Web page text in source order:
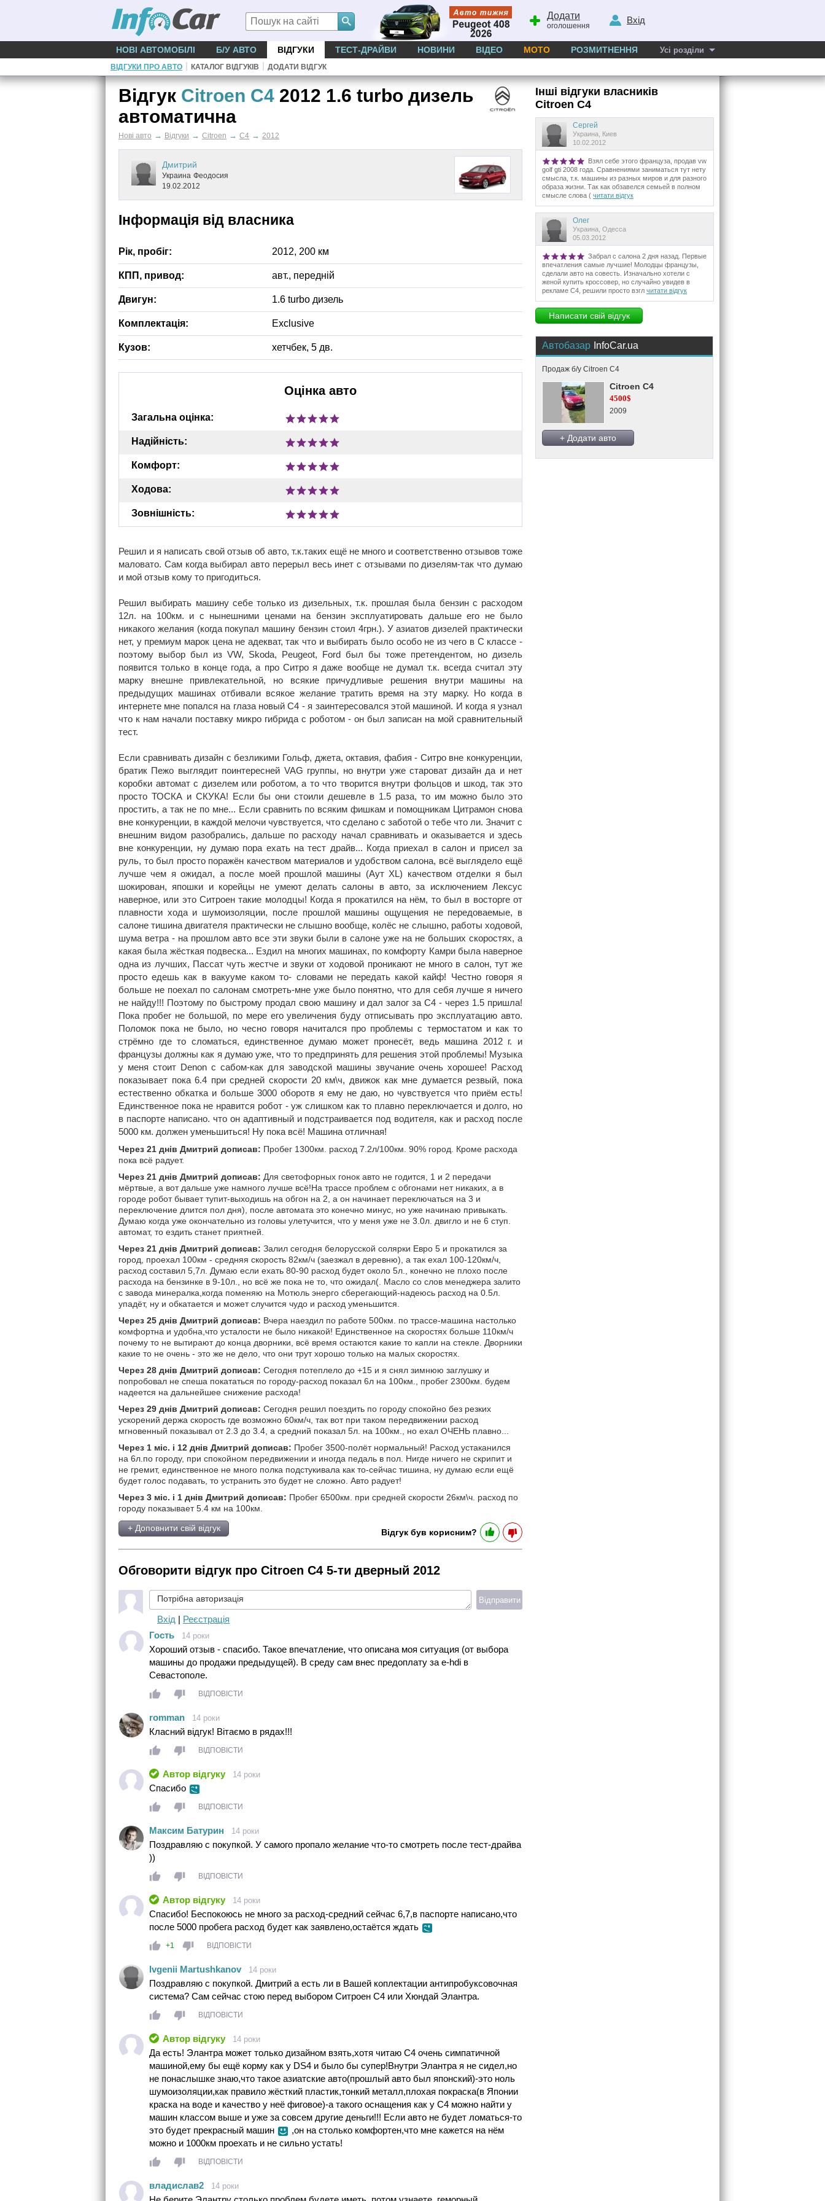
Додати
оголошення
Вхід
НОВІ АВТОМОБІЛІ Б/У АВТО ВІДГУКИ ТЕСТ-ДРАЙВИ НОВИНИ ВІДЕО МОТО РОЗМИТНЕННЯ Усі розділи
ВІДГУКИ ПРО АВТО | КАТАЛОГ ВІДГУКІВ | ДОДАТИ ВІДГУК
Відгук Citroen C4 2012 1.6 turbo дизель
автоматична
Нові авто → Відгуки → Citroen → C4 → 2012
Дмитрий
Украина Феодосия
19.02.2012
Інформація від власника
Рік, пробіг: 2012, 200 км
КПП, привод: авт., передній
Двигун: 1.6 turbo дизель
Комплектація: Exclusive
Кузов: хетчбек, 5 дв.
Оцінка авто
Загальна оцінка:
Надійність:
Комфорт:
Ходова:
Зовнішність:
Решил и я написать свой отзыв об авто, т.к.таких ещё не много и соответственно отзывов тоже
маловато. Сам когда выбирал авто перерыл весь инет с отзывами по дизелям-так что думаю
и мой отзыв кому то пригодиться.
Решил выбирать машину себе только из дизельных, т.к. прошлая была бензин с расходом
12л. на 100км. и с нынешними ценами на бензин эксплуатировать дальше его не было
никакого желания (когда покупал машину бензин стоил 4грн.). У азиатов дизелей практически
нет, у премиум марок цена не адекват, так что и выбирать было особо не из чего в С классе -
поэтому выбор был из VW, Skoda, Peugeot, Ford был бы тоже претендентом, но дизель
появится только в конце года, а про Ситро я даже вообще не думал т.к. всегда считал эту
марку внешне привлекательной, но всякие причудливые решения внутри машины на
предыдущих машинах отбивали всякое желание тратить время на эту марку. Но когда в
интернете мне попался на глаза новый С4 - я заинтересовался этой машиной. И когда я узнал
что к нам начали поставку микро гибрида с роботом - он был записан на мой сравнительный
тест.
Если сравнивать дизайн с безликими Гольф, джета, октавия, фабия - Ситро вне конкуренции,
братик Пежо выглядит поинтересней VAG группы, но внутри уже староват дизайн да и нет
коробки автомат с дизелем или роботом, а то что творится внутри фольцов и шкод, так это
просто ТОСКА и СКУКА! Если бы они стоили дешевле в 1.5 раза, то им можно было это
простить, а так не по мне... Если сравнить по всяким фишкам и помощникам Цитрамон снова
вне конкуренции, в каждой мелочи чувствуется, что сделано с заботой о тебе что ли. Значит с
внешним видом разобрались, дальше по расходу начал сравнивать и оказывается и здесь
вне конкуренции, ну думаю пора ехать на тест драйв... Когда приехал в салон и присел за
руль, то был просто поражён качеством материалов и удобством салона, всё выглядело ещё
лучше чем я ожидал, а после моей прошлой машины (Аут XL) качеством отделки я был
шокирован, япошки и корейцы не умеют делать салоны в авто, за исключением Лексус
наверное, или это Ситроен такие молодцы! Когда я прокатился на нём, то был в восторге от
плавности хода и шумоизоляции, после прошлой машины ощущения не передоваемые, в
салоне тишина двигателя практически не слышно вообще, колёс не слышно, работы ходовой,
шума ветра - на прошлом авто все эти звуки были в салоне уже на не больших скоростях, а
какая была жёсткая подвеска... Ездил на многих машинах, по комфорту Камри была наверное
одна из лучших, Пассат чуть жестче и звуки от ходовой проникают не много в салон, тут же
просто едешь как в вакууме каком то- словами не передать какой кайф! Честно говоря я
больше не поехал по салонам смотреть-мне уже было понятно, что для себя лучше я ничего
не найду!!! Поэтому по быстрому продал свою машину и дал залог за С4 - через 1.5 пришла!
Пока пробег не большой, по мере его увеличения буду отписывать про эксплуатацию авто.
Поломок пока не было, но чесно говоря начитался про проблемы с термостатом и как то
стрёмно где то сломаться, единственное думаю может пронесёт, ведь машина 2012 г. и
французы должны как я думаю уже, что то предпринять для решения этой проблемы! Музыка
у меня стоит Denon с сабом-как для заводской машины звучание очень хорошее! Расход
показывает пока 6.4 при средней скорости 20 км\ч, движок как мне думается резвый, пока
естественно обкатка и больше 3000 оборотв я ему не даю, но чувствуется что приём есть!
Единственное пока не нравится робот - уж слишком как то плавно переключается и долго, но
в паспорте написано. что он адаптивный и подстраивается под водителя, как и расход после
5000 км. должен уменьшиться! Ну пока всё! Машина отличная!
Через 21 днів Дмитрий дописав: Пробег 1300км. расход 7.2л/100км. 90% город. Кроме расхода
пока всё радует.
Через 21 днів Дмитрий дописав: Для светофорных гонок авто не годится, 1 и 2 передачи
мёртвые, а вот дальше уже намного лучше всё!На трассе проблем с обгонами нет никаких, а в
городе робот бывает тупит-выходишь на обгон на 2, а он начинает переключаться на 3 и
переключение длится пол дня), после автомата это конечно минус, но уже начинаю привыкать.
Думаю когда уже окончательно из головы улетучится, что у меня уже не 3.0л. двигло и не 6 ступ.
автомат, то ездить станет приятней.
Через 21 днів Дмитрий дописав: Залил сегодня белорусской солярки Евро 5 и прокатился за
город, проехал 100км - средняя скорость 82км/ч (заезжал в деревню), а так ехал 100-120км/ч,
расход составил 5,7л. Думаю если ехать 80-90 расход будет около 5л., конечно не плохо после
расхода на бензинке в 9-10л., но всё же пока не то, что ожидал(. Масло со слов менеджера залито
с завода минералка,когда поменяю на Мотюль энерго сберегающий-надеюсь расход на 0.5л.
упадёт, ну и обкатается и может случится чудо и расход уменьшится.
Через 25 днів Дмитрий дописав: Вчера наездил по работе 500км. по трассе-машина настолько
комфортна и удобна,что усталости не было никакой! Единственное на скоростях больше 110км/ч
почему то не вытирают до конца дворники, всё время остаются какие то капли на стекле. Дворники
какие то не очень - это же не дело, что они трут хорошо только на малых скоростях.
Через 28 днів Дмитрий дописав: Сегодня потеплело до +15 и я снял зимнюю заглушку и
попробовал не спеша покататься по городу-расход показал 6л на 100км., пробег 2300км. будем
надеется на дальнейшее снижение расхода!
Через 29 днів Дмитрий дописав: Сегодня решил поездить по городу спокойно без резких
ускорений держа скорость где возможно 60км/ч, так вот при таком передвижении расход
мгновенный показывал от 2.3 до 3.4, а средний показал 5л. на 100км., но ехал ОЧЕНЬ плавно...
Через 1 міс. і 12 днів Дмитрий дописав: Пробег 3500-полёт нормальный! Расход устаканился
на 6л.по городу, при спокойном передвижении и иногда педаль в пол. Нигде ничего не скрипит и
не гремит, единственное не много полка подстукивала как то-сейчас тишина, ну думаю если ещё
будет голос подавать, то устранить это будет не сложно. Авто радует!
Через 3 міс. і 1 днів Дмитрий дописав: Пробег 6500км. при средней скорости 26км\ч. расход по
городу показывает 5.4 км на 100км.
+ Доповнити свій відгук
Відгук був корисним?
Обговорити відгук про Citroen C4 5-ти дверный 2012
Потрібна авторизація
Вхід | Реєстрація
Відправити
Гость 14 роки
Хороший отзыв - спасибо. Такое впечатление, что описана моя ситуация (от выбора
машины до продажи предыдущей). В среду сам внес предоплату за e-hdi в
Севастополе.
ВІДПОВІСТИ
romman 14 роки
Класний відгук! Вітаємо в рядах!!!
ВІДПОВІСТИ
Автор відгуку 14 роки
Спасибо
ВІДПОВІСТИ
Максим Батурин 14 роки
Поздравляю с покупкой. У самого пропало желание что-то смотреть после тест-драйва
))
ВІДПОВІСТИ
Автор відгуку 14 роки
Спасибо! Беспокоюсь не много за расход-средний сейчас 6,7,в паспорте написано,что
после 5000 пробега расход будет как заявлено,остаётся ждать
+1 ВІДПОВІСТИ
Ivgenii Martushkanov 14 роки
Поздравляю с покупкой. Дмитрий а есть ли в Вашей коплектации антипробуксовочная
система? Сам сейчас стою перед выбором Ситроен С4 или Хюндай Элантра.
ВІДПОВІСТИ
Автор відгуку 14 роки
Да есть! Элантра может только дизайном взять,хотя читаю С4 очень симпатичной
машиной,ему бы ещё корму как у DS4 и было бы супер!Внутри Элантра я не сидел,но
не понаслышке знаю,что такое азиатские авто(прошлый авто был японский)-это ноль
шумоизоляции,как правило жёсткий пластик,тонкий металл,плохая покраска(в Японии
краска на воде и качество у неё фиговое)-а такого оснащения как у С4 можно найти у
машин классом выше и уже за совсем другие деньги!!! Если авто не будет ломаться-то
это будет прекрасный машин
,он на столько комфортен,что мне кажется на нём
можно и 1000км проехать и не сильно устать!
ВІДПОВІСТИ
владислав2 14 роки
Інші відгуки власників
Citroen C4
Сергей
Украина, Киев
10.02.2012
Взял себе этого француза, продав vw
golf gti 2008 года. Сравнениями заниматься тут нету
смысла, т.к. машины из разных миров и для разного
образа жизни. Так как обзавелся семьей в полном
смысле слова ( читати відгук
Олег
Украина, Одесса
05.03.2012
Забрал с салона 2 дня назад. Первые
впечатления самые лучшие! Молодцы французы,
сделали авто на совесть. Изначально хотели с
женой купить кроссовер, но случайно увидев в
рекламе С4, решили просто взгл читати відгук
Написати свій відгук
Автобазар InfoCar.ua
Продаж б/у Citroen C4
Citroen C4
4500$
2009
+ Додати авто